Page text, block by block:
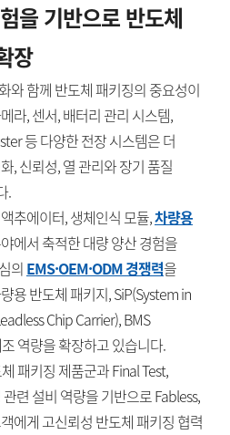
을 기반으로 반도체
장
와 함께 반도체 패키징의 중요성이
라, 센서, 배터리 관리 시스템,
등 다양한 전장 시스템은 더
, 신뢰성, 열 관리와 장기 품질
.
추에이터, 생체인식 모듈,차량용
에서 축적한 대량 양산 경험을
의 EMS·OEM·ODM 경쟁력을
용 반도체 패키지, SiP(System in
Chip Carrier), BMS
역량을 확장하고 있습니다.
패키징 제품군과 Final Test,
련 설비 역량을 기반으로 Fabless,
에게 고신뢰성 반도체 패키징 협력